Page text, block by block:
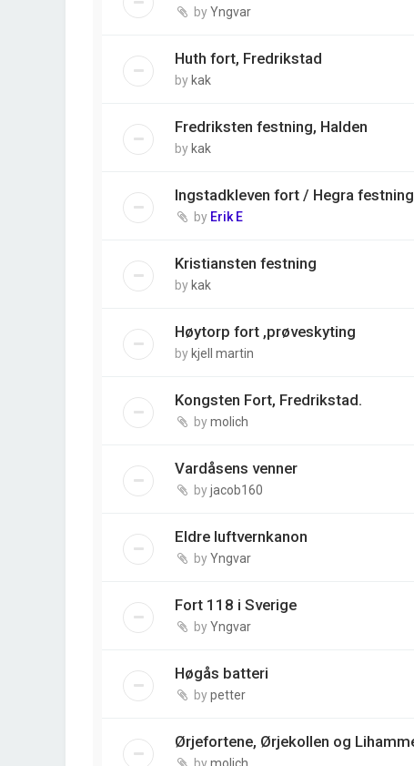
byYngvar
Huth fort, Fredrikstad
by kak
Fredriksten festning, Halden
by kak
Ingstadkleven fort / Hegra festning
by Erik E
Kristiansten festning
by kak
Høytorp fort ,prøveskyting
by kjell martin
Kongsten Fort, Fredrikstad.
bymolich
Vardåsens venner
byjacob160
Eldre luftvernkanon
byYngvar
Fort 118 i Sverige
byYngvar
Høgås batteri
bypetter
Ørjefortene, Ørjekollen og